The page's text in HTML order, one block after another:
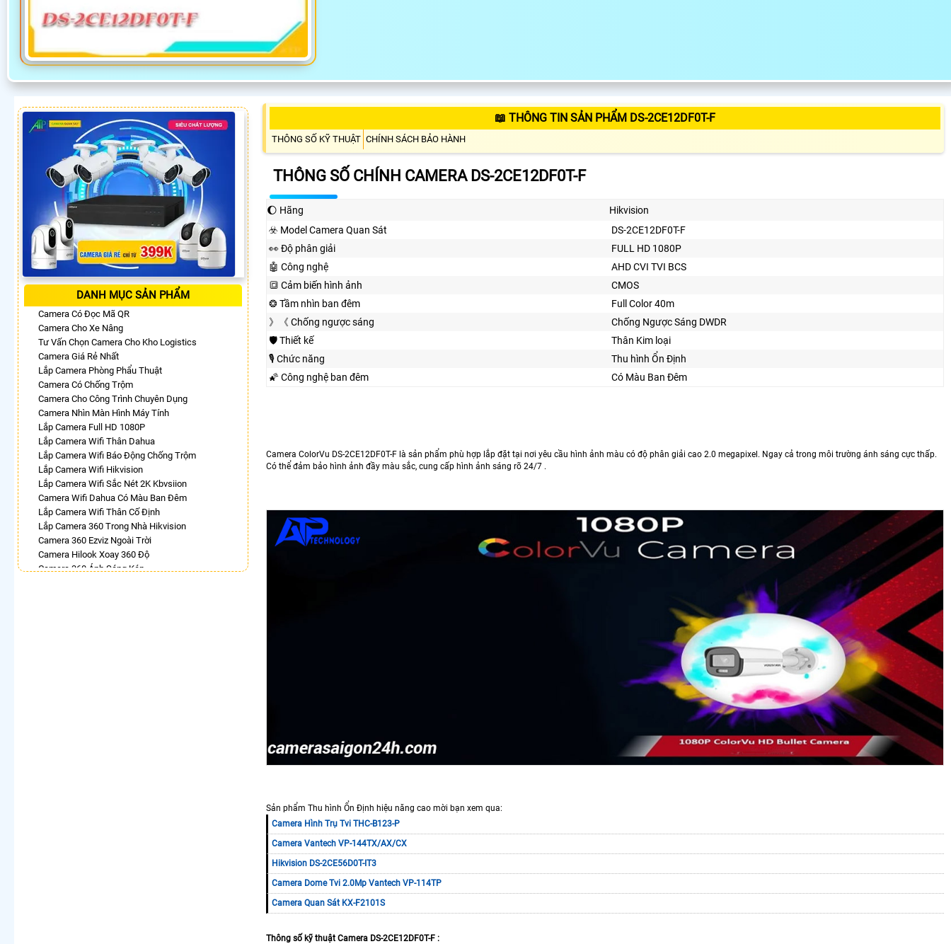
DANH MỤC SẢN PHẨM
Camera Có Đọc Mã QR
Camera Cho Xe Nâng
Tư Vấn Chọn Camera Cho Kho Logistics
Camera Giá Rẻ Nhất
Lắp Camera Phòng Phẩu Thuật
Camera Có Chống Trộm
Camera Cho Công Trình Chuyên Dụng
Camera Nhìn Màn Hình Máy Tính
Lắp Camera Full HD 1080P
Lắp Camera Wifi Thân Dahua
Lắp Camera Wifi Báo Động Chống Trộm
Lắp Camera Wifi Hikvision
Lắp Camera Wifi Sắc Nét 2K Kbvsiion
Camera Wifi Dahua Có Màu Ban Đêm
Lắp Camera Wifi Thân Cố Định
Lắp Camera 360 Trong Nhà Hikvision
Camera 360 Ezviz Ngoài Trời
Camera Hilook Xoay 360 Độ
Camera 360 Ánh Sáng Kép
📖 THÔNG TIN SẢN PHẨM DS-2CE12DF0T-F
THÔNG SỐ KỸ THUẬT CHÍNH SÁCH BẢO HÀNH
THÔNG SỐ CHÍNH CAMERA DS-2CE12DF0T-F
🌔 Hãng
Hikvision
☣️ Model Camera Quan Sát
DS-2CE12DF0T-F
️👀 Độ phân giải
FULL HD 1080P
🤖️ Công nghệ
AHD CVI TVI BCS
🔳 Cảm biến hình ảnh
CMOS
❂ Tầm nhìn ban đêm
Full Color 40m
》《 Chống ngược sáng
Chống Ngược Sáng DWDR
🛡 Thiết kế
Thân Kim loại
🎙 Chức năng
Thu hình Ổn Định
🌠 Công nghệ ban đêm
Có Màu Ban Đêm
Camera ColorVu DS-2CE12DF0T-F là sản phẩm phù hợp lắp đặt tại nơi yêu cầu hình ảnh màu có độ phân giải cao 2.0 megapixel. Ngay cả trong môi trường ánh sáng cực thấp.
Có thể đảm bảo hình ảnh đầy màu sắc, cung cấp hình ảnh sáng rõ 24/7 .
Sản phẩm Thu hình Ổn Định hiệu năng cao mời bạn xem qua:
Camera Hình Trụ Tvi THC-B123-P
Camera Vantech VP-144TX/AX/CX
Hikvision DS-2CE56D0T-IT3
Camera Dome Tvi 2.0Mp Vantech VP-114TP
Camera Quan Sát KX-F2101S
Thông số kỹ thuật Camera DS-2CE12DF0T-F :